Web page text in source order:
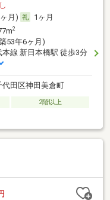
月)
1ヶ月
2
53年6ヶ月)
本線 新日本橋駅 徒歩3分
代田区神田美倉町
2階以上